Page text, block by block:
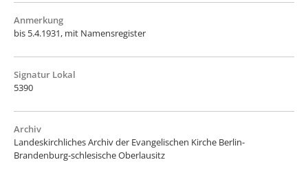
Anmerkung
bis 5.4.1931, mit Namensregister
Signatur Lokal
5390
Archiv
Landeskirchliches Archiv der Evangelischen Kirche Berlin-
Brandenburg-schlesische Oberlausitz